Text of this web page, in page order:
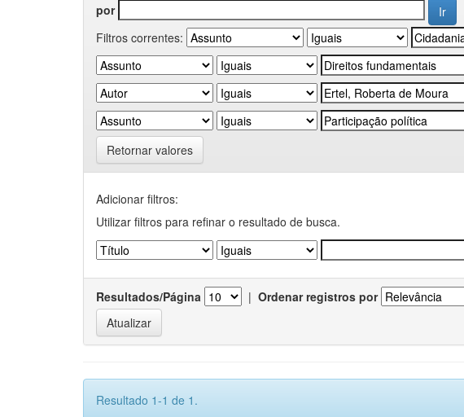
por
Filtros correntes:
Retornar valores
Adicionar filtros:
Utilizar filtros para refinar o resultado de busca.
Resultados/Página | Ordenar registros por
Resultado 1-1 de 1.